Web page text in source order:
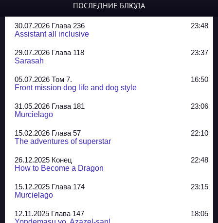
ПОСЛЕДНИЕ БЛЮДА
30.07.2026 Глава 236
23:48
Assistant all inclusive
29.07.2026 Глава 118
23:37
Sarasah
05.07.2026 Том 7.
16:50
Front mission dog life and dog style
31.05.2026 Глава 181
23:06
Murcielago
15.02.2026 Глава 57
22:10
The adventures of superstar
26.12.2025 Конец
22:48
How to Become a Dragon
15.12.2025 Глава 174
23:15
Murcielago
12.11.2025 Глава 147
18:05